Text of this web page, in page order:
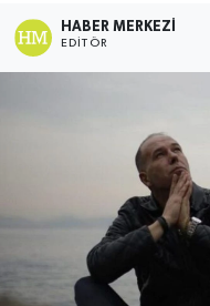
HABER MERKEZI
EDITÖR
Haber Arşivi